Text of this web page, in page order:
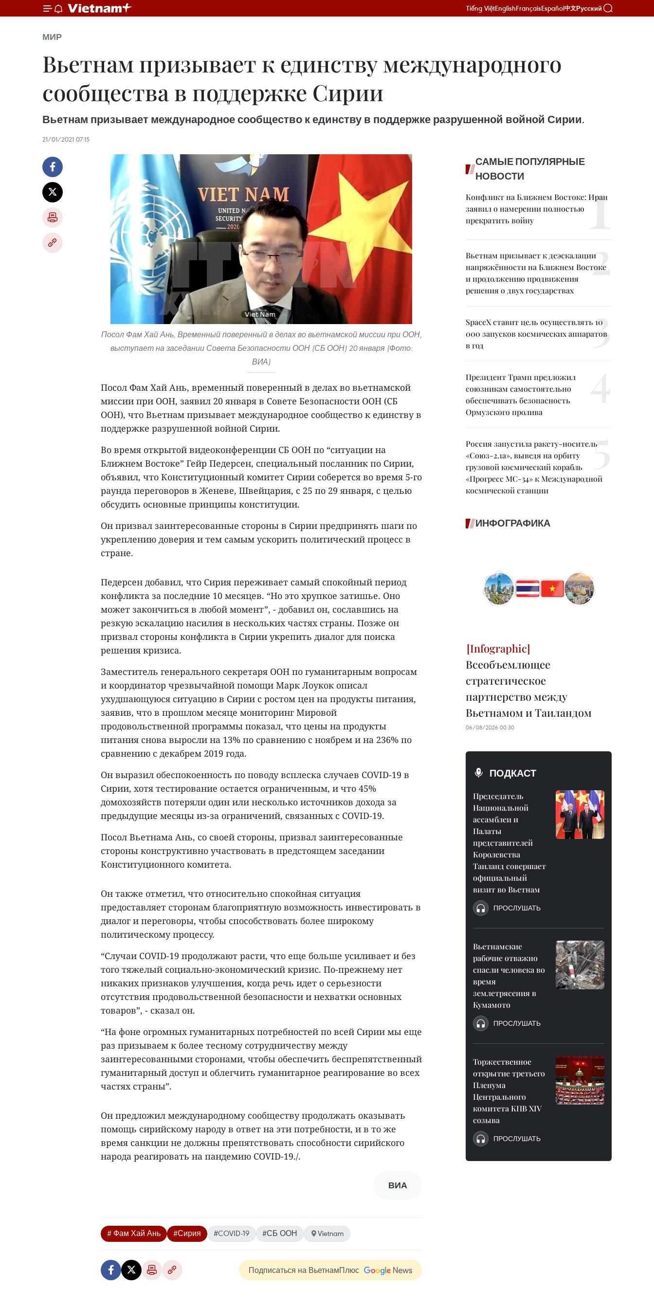
Tiếng ViệtEnglishFrançaisEspañol中文Русский
МИР
Вьетнам призывает к единству международного
сообщества в поддержке Сирии
Вьетнам призывает международное сообщество к единству в поддержке разрушенной войной Сирии.
21/01/2021 07:15
Посол Фам Хай Ань, Временный поверенный в делах во вьетнамской миссии при ООН,
выступает на заседании Совета Безопасности ООН (СБ ООН) 20 января (Фото:
ВИА)
Посол Фам Хай Ань, временный поверенный в делах во вьетнамской
миссии при ООН, заявил 20 января в Совете Безопасности ООН (СБ
ООН), что Вьетнам призывает международное сообщество к единству в
поддержке разрушенной войной Сирии.
Во время открытой видеоконференции СБ ООН по “ситуации на
Ближнем Востоке” Гейр Педерсен, специальный посланник по Сирии,
объявил, что Конституционный комитет Сирии соберется во время 5-го
раунда переговоров в Женеве, Швейцария, с 25 по 29 января, с целью
обсудить основные принципы конституции.
Он призвал заинтересованные стороны в Сирии предпринять шаги по
укреплению доверия и тем самым ускорить политический процесс в
стране.
Педерсен добавил, что Сирия переживает самый спокойный период
конфликта за последние 10 месяцев. “Но это хрупкое затишье. Оно
может закончиться в любой момент”, - добавил он, сославшись на
резкую эскалацию насилия в нескольких частях страны. Позже он
призвал стороны конфликта в Сирии укрепить диалог для поиска
решения кризиса.
Заместитель генерального секретаря ООН по гуманитарным вопросам
и координатор чрезвычайной помощи Марк Лоукок описал
ухудшающуюся ситуацию в Сирии с ростом цен на продукты питания,
заявив, что в прошлом месяце мониторинг Мировой
продовольственной программы показал, что цены на продукты
питания снова выросли на 13% по сравнению с ноябрем и на 236% по
сравнению с декабрем 2019 года.
Он выразил обеспокоенность по поводу всплеска случаев COVID-19 в
Сирии, хотя тестирование остается ограниченным, и что 45%
домохозяйств потеряли один или несколько источников дохода за
предыдущие месяцы из-за ограничений, связанных с COVID-19.
Посол Вьетнама Ань, со своей стороны, призвал заинтересованные
стороны конструктивно участвовать в предстоящем заседании
Конституционного комитета.
Он также отметил, что относительно спокойная ситуация
предоставляет сторонам благоприятную возможность инвестировать в
диалог и переговоры, чтобы способствовать более широкому
политическому процессу.
“Случаи COVID-19 продолжают расти, что еще больше усиливает и без
того тяжелый социально-экономический кризис. По-прежнему нет
никаких признаков улучшения, когда речь идет о серьезности
отсутствия продовольственной безопасности и нехватки основных
товаров”, - сказал он.
“На фоне огромных гуманитарных потребностей по всей Сирии мы еще
раз призываем к более тесному сотрудничеству между
заинтересованными сторонами, чтобы обеспечить беспрепятственный
гуманитарный доступ и облегчить гуманитарное реагирование во всех
частях страны”.
Он предложил международному сообществу продолжать оказывать
помощь сирийскому народу в ответ на эти потребности, и в то же
время санкции не должны препятствовать способности сирийского
народа реагировать на пандемию COVID-19./.
ВИА
# Фам Хай Ань #Сирия #COVID-19 #СБ ООН Vietnam
Подписаться на ВьетнамПлюс
САМЫЕ ПОПУЛЯРНЫЕ
НОВОСТИ
Конфликт на Ближнем Востоке: Иран
заявил о намерении полностью
прекратить войну
Вьетнам призывает к деэскалации
напряжённости на Ближнем Востоке
и продолжению продвижения
решения о двух государствах
SpaceX ставит цель осуществлять 10
000 запусков космических аппаратов
в год
Президент Трамп предложил
союзникам самостоятельно
обеспечивать безопасность
Ормузского пролива
Россия запустила ракету-носитель
«Союз-2.1а», выведя на орбиту
грузовой космический корабль
«Прогресс МС-34» к Международной
космической станции
ИНФОГРАФИКА
Всеобъемлющее
стратегическое
партнерство между
Вьетнамом и Таиландом
06/08/2026 00:30
ПОДКАСТ
Председатель
Национальной
ассамблеи и
Палаты
представителей
Королевства
Таиланд совершает
официальный
визит во Вьетнам
ПРОСЛУШАТЬ
Вьетнамские
рабочие отважно
спасли человека во
время
землетрясения в
Кумамото
ПРОСЛУШАТЬ
Торжественное
открытие третьего
Пленума
Центрального
комитета КПВ XIV
созыва
ПРОСЛУШАТЬ